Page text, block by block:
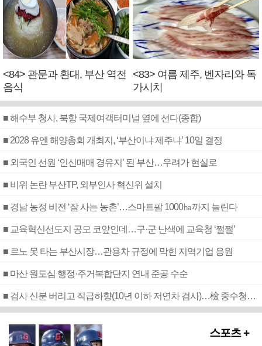
<84> 관문과 환대, 부산 역전
음식
<83> 여름 제주, 벤자리와 독
가시치
■ 해수부 청사, 북항 국제여객터미널 옆에 선다(종합)
■ 2028 유엔 해양총회 개최지, ‘부산이냐 제주냐’ 10일 결정
■ 외국인 선원 ‘인신매매 경유지’ 된 부산…우려가 현실로
■ 비위 논란 부산TP, 외부인사 혁신위 설치
■ 경남 농정 비전 ‘잘 사는 농촌’…스마트팜 1000㏊까지 늘린다
■ 교육혁신선도지 공모 코앞인데…구·군 난색에 교육청 ‘쩔쩔’
■ 르노 못 타는 부산시장…관용차 규정에 막힌 지역기업 응원
■ 마산 원도심 행정·주거복합단지 연내 준공 수순
■ 검사 신분 버리고 직급하향(10년 이하 저연차 검사)…檢 중수청행 기피
스포츠 +